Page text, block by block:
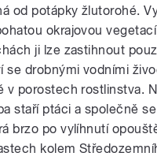
od potápky žlutorohé.
okrajovou
ji lze zastihnout
se drobnými vodními
v porostech rostlinstva.
staří ptáci a společně
brzo po vylíhnutí
kolem